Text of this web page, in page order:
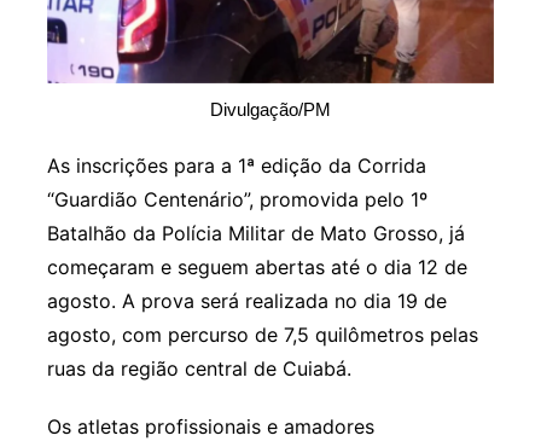
Divulgação/PM
As inscrições para a 1ª edição da Corrida
“Guardião Centenário”, promovida pelo 1º
Batalhão da Polícia Militar de Mato Grosso, já
começaram e seguem abertas até o dia 12 de
agosto. A prova será realizada no dia 19 de
agosto, com percurso de 7,5 quilômetros pelas
ruas da região central de Cuiabá.
Os atletas profissionais e amadores